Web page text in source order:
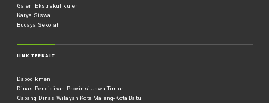
Galeri Ekstrakulikuler
Karya Siswa
Budaya Sekolah
LINK TERKAIT
Dapodikmen
Dinas Pendidikan Provinsi Jawa Timur
Cabang Dinas Wilayah Kota Malang-Kota Batu